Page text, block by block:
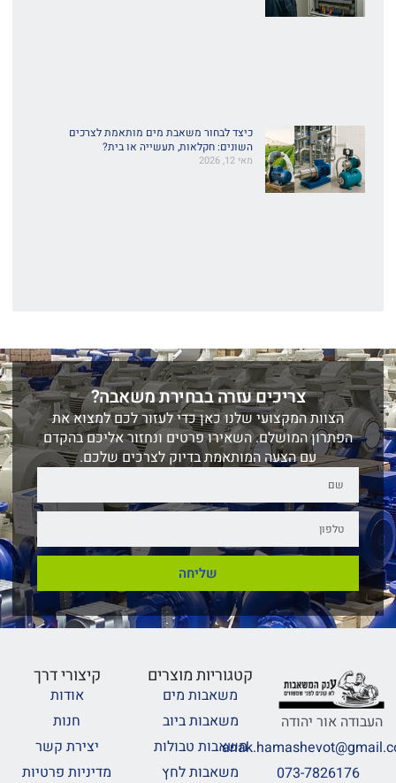
כיצד לבחור משאבת מים מותאמת לצרכים
השונים: חקלאות, תעשייה או בית?
מאי 12, 2026
צריכים עזרה בבחירת משאבה?
הצוות המקצועי שלנו כאן כדי לעזור לכם למצוא את
הפתרון המושלם. השאירו פרטים ונחזור אליכם בהקדם
עם הצעה המותאמת בדיוק לצרכים שלכם.
שליחה
העבודה אור יהודה
073-7826176
קטגוריות מוצרים
משאבות מים
משאבות ביוב
משאבות טבולות
משאבות לחץ
קיצורי דרך
אודות
חנות
יצירת קשר
מדיניות פרטיות